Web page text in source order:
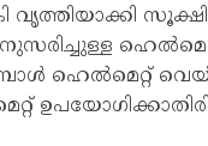
വൃത്തിയാക്കി
ഹെൽമെറ്റ്